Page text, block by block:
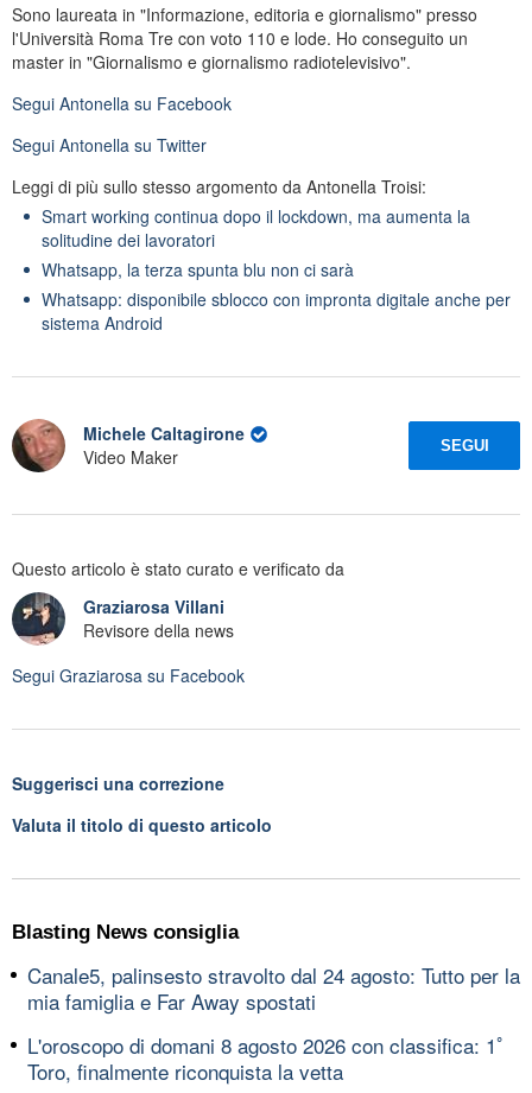
Sono laureata in "Informazione, editoria e giornalismo" presso
l'Università Roma Tre con voto 110 e lode. Ho conseguito un
master in "Giornalismo e giornalismo radiotelevisivo".
Segui Antonella su Facebook
Segui Antonella su Twitter
Leggi di più sullo stesso argomento da Antonella Troisi:
Smart working continua dopo il lockdown, ma aumenta la
solitudine dei lavoratori
Whatsapp, la terza spunta blu non ci sarà
Whatsapp: disponibile sblocco con impronta digitale anche per
sistema Android
Michele Caltagirone
Video Maker
SEGUI
Questo articolo è stato curato e verificato da
Graziarosa Villani
Revisore della news
Segui Graziarosa su Facebook
Suggerisci una correzione
Valuta il titolo di questo articolo
Blasting News consiglia
Canale5, palinsesto stravolto dal 24 agosto: Tutto per la
mia famiglia e Far Away spostati
L'oroscopo di domani 8 agosto 2026 con classifica: 1ﾟ
Toro, finalmente riconquista la vetta